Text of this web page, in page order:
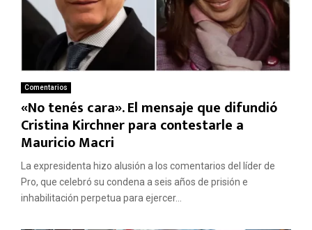
Comentarios
«No tenés cara». El mensaje que difundió
Cristina Kirchner para contestarle a
Mauricio Macri
La expresidenta hizo alusión a los comentarios del líder de
Pro, que celebró su condena a seis años de prisión e
inhabilitación perpetua para ejercer...